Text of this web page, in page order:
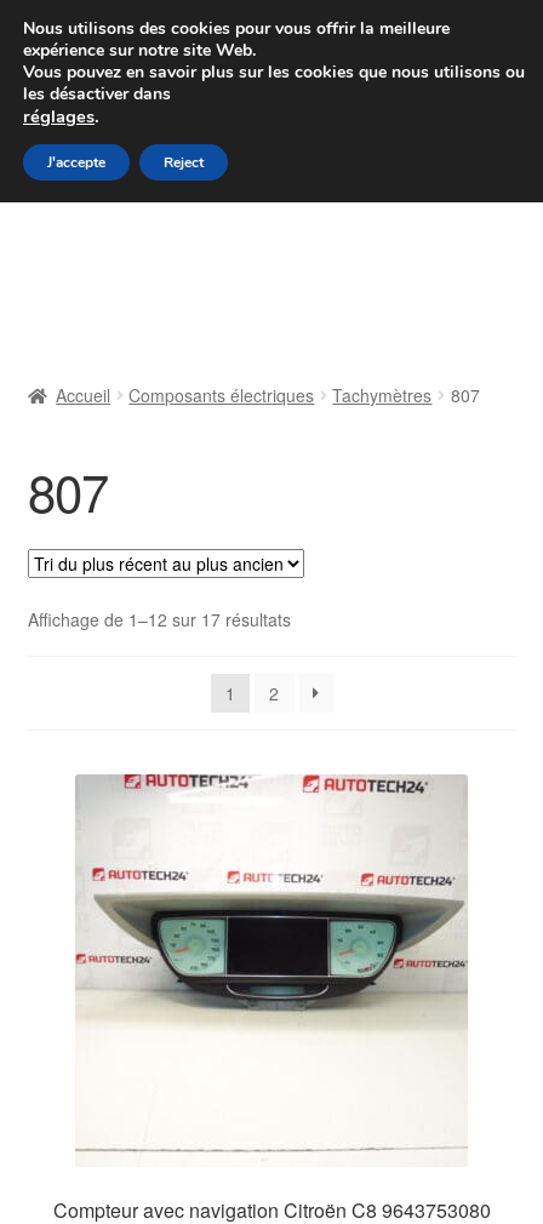
Colissimo livraison à partir de 7 EUR
Du lundi au vendredi de 9 h à 16 h
Aller
à
Aller
au
Livraison
Livraison internationale
Mon compte
Politique de confidentialité
Procédure de Réclamation
Termes et conditions
Accueil Composants électriques Tachymètres 807
807
Affichage de 1–12 sur 17 résultatsTrié
récent
ancien
1 2
Compteur avec navigation Citroën C8 9643753080
Nous utilisons des cookies pour vous offrir la meilleure
expérience sur notre site Web.
Vous pouvez en savoir plus sur les cookies que nous utilisons ou
les désactiver dans
réglages.
J'accepte Reject